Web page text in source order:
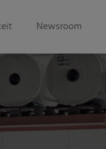
Newsroom